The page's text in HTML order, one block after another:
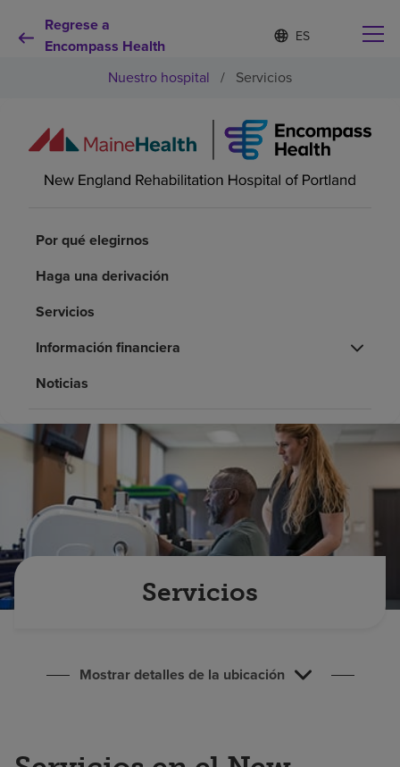
Regrese a
Encompass Health
Lista
de
idiomas
contraída
d
o
s
e
e
Por qué debe elegirnos
Recursos de salud
Inversores
Empleos
Pagar mi factura
Nuestro hospital / Servicios
Por qué elegirnos
Haga una derivación
Servicios
Información financiera
Noticias
Servicios
Mostrar detalles de la ubicación